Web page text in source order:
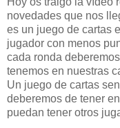
novedades que nos
es un juego de cartas
jugador con menos
cada ronda
tenemos en nuestras
Un juego de cartas
deberemos de tener
puedan tener otros